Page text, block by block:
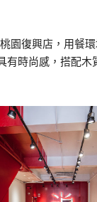
園復興店，用餐
有時尚感，搭配木